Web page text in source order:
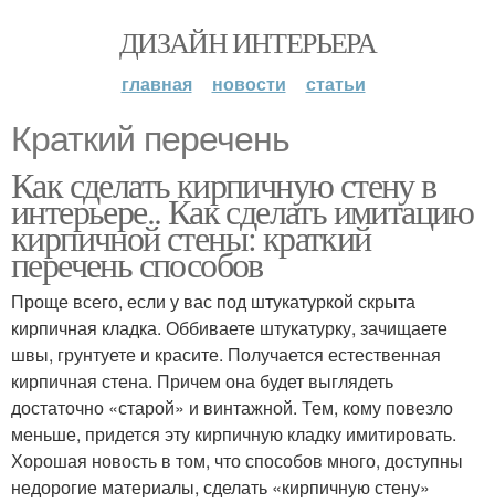
ДИЗАЙН ИНТЕРЬЕРА
главная новости статьи
Краткий перечень
Как сделать кирпичную стену в
интерьере.. Как сделать имитацию
кирпичной стены: краткий
перечень способов
Проще всего, если у вас под штукатуркой скрыта
кирпичная кладка. Оббиваете штукатурку, зачищаете
швы, грунтуете и красите. Получается естественная
кирпичная стена. Причем она будет выглядеть
достаточно «старой» и винтажной. Тем, кому повезло
меньше, придется эту кирпичную кладку имитировать.
Хорошая новость в том, что способов много, доступны
недорогие материалы, сделать «кирпичную стену»